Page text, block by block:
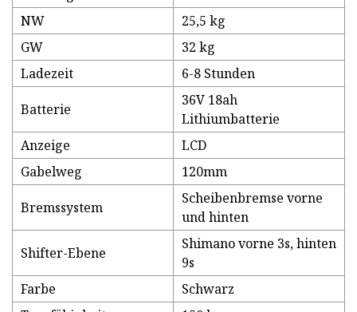
NW
25,5 kg
GW
32 kg
Ladezeit
6-8 Stunden
Batterie
36V 18ah
Lithiumbatterie
Anzeige
LCD
Gabelweg
120mm
Bremssystem
Scheibenbremse vorne
und hinten
Shifter-Ebene
Shimano vorne 3s, hinten
9s
Farbe
Schwarz